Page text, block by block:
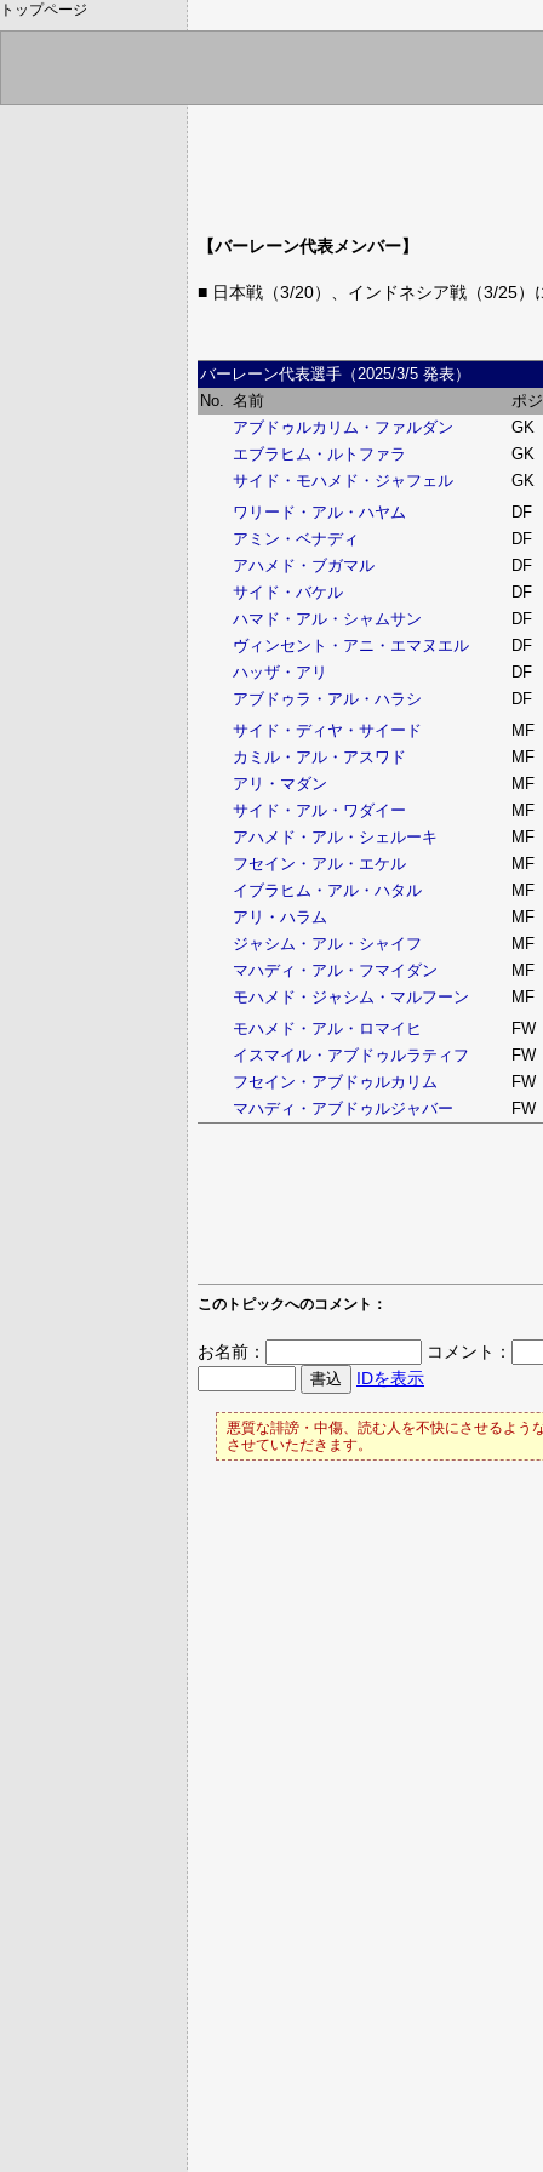
トップページ
【バーレーン代表メンバー】
■ 日本戦（3/20）、インドネシア戦（3/25）
バーレーン代表選手（2025/3/5 発表）
No.
名前
ポジ
アブドゥルカリム・ファルダン
GK
エブラヒム・ルトファラ
GK
サイド・モハメド・ジャフェル
GK
ワリード・アル・ハヤム
DF
アミン・ベナディ
DF
アハメド・ブガマル
DF
サイド・バケル
DF
ハマド・アル・シャムサン
DF
ヴィンセント・アニ・エマヌエル
DF
ハッザ・アリ
DF
アブドゥラ・アル・ハラシ
DF
サイド・ディヤ・サイード
MF
カミル・アル・アスワド
MF
アリ・マダン
MF
サイド・アル・ワダイー
MF
アハメド・アル・シェルーキ
MF
フセイン・アル・エケル
MF
イブラヒム・アル・ハタル
MF
アリ・ハラム
MF
ジャシム・アル・シャイフ
MF
マハディ・アル・フマイダン
MF
モハメド・ジャシム・マルフーン
MF
モハメド・アル・ロマイヒ
FW
イスマイル・アブドゥルラティフ
FW
フセイン・アブドゥルカリム
FW
マハディ・アブドゥルジャバー
FW
このトピックへのコメント：
お名前：
コメント：
IDを表示
悪質な誹謗・中傷、読む人を不快にさせるよう
させていただきます。